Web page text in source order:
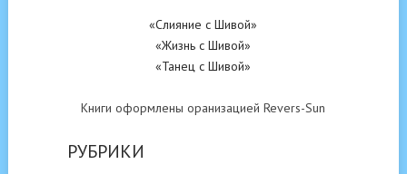
«Слияние с Шивой»
«Жизнь с Шивой»
«Танец с Шивой»
Книги оформлены оранизацией Revers-Sun
РУБРИКИ